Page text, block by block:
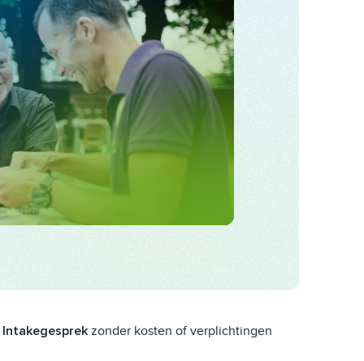
Intakegesprek zonder kosten of verplichtingen